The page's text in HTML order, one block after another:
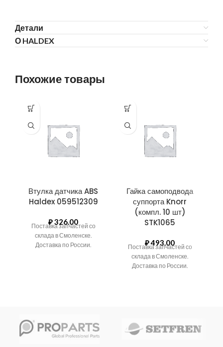
Детали
О HALDEX
Похожие товары
Втулка датчика ABS
Haldex 059512309
₽326.00
Поставка запчастей со
склада в Смоленске.
Доставка по России.
Гайка самоподвода
суппорта Knorr
(компл. 10 шт)
STK1065
₽493.00
Поставка запчастей со
склада в Смоленске.
Доставка по России.